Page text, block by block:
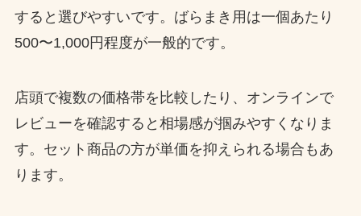
すると選びやすいです。ばらまき用は一個あたり
500〜1,000円程度が一般的です。
店頭で複数の価格帯を比較したり、オンラインで
レビューを確認すると相場感が掴みやすくなりま
す。セット商品の方が単価を抑えられる場合もあ
ります。